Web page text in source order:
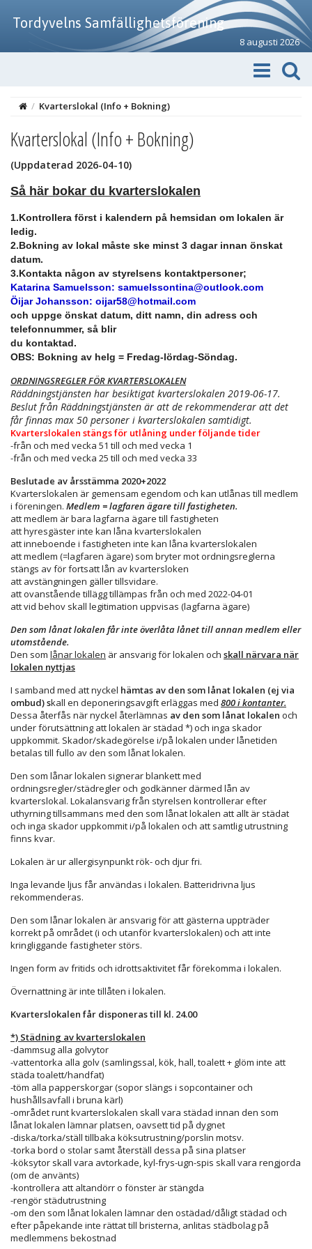
Tordyvelns Samfällighetsförening
8 augusti 2026
/ Kvarterslokal (Info + Bokning)
Kvarterslokal (Info + Bokning)
(Uppdaterad 2026-04-10)
Så här bokar du kvarterslokalen
1.Kontrollera först i kalendern på hemsidan om lokalen är
ledig.
2.Bokning av lokal måste ske minst 3 dagar innan önskat
datum.
3.Kontakta någon av styrelsens kontaktpersoner;
Katarina Samuelsson: samuelssontina@outlook.com
Öijar Johansson: oijar58@hotmail.com
och uppge önskat datum, ditt namn, din adress och
telefonnummer, så blir
du kontaktad.
OBS: Bokning av helg = Fredag-lördag-Söndag.
ORDNINGSREGLER FÖR KVARTERSLOKALEN
Räddningstjänsten har besiktigat kvarterslokalen 2019-06-17.
Beslut från Räddningstjänsten är att de rekommenderar att det
får finnas max 50 personer i kvarterslokalen samtidigt.
Kvarterslokalen stängs för utlåning under följande tider
-från och med vecka 51 till och med vecka 1
-från och med vecka 25 till och med vecka 33
Beslutade av årsstämma 2020+2022
Kvarterslokalen är gemensam egendom och kan utlånas till medlem
i föreningen. Medlem = lagfaren ägare till fastigheten.
att medlem är bara lagfarna ägare till fastigheten
att hyresgäster inte kan låna kvarterslokalen
att inneboende i fastigheten inte kan låna kvarterslokalen
att medlem (=lagfaren ägare) som bryter mot ordningsreglerna
stängs av för fortsatt lån av kvartersloken
att avstängningen gäller tillsvidare.
att ovanstående tillägg tillämpas från och med 2022-04-01
att vid behov skall legitimation uppvisas (lagfarna ägare)
Den som lånat lokalen får inte överlåta lånet till annan medlem eller
utomstående.
Den som lånar lokalen är ansvarig för lokalen och skall närvara när
lokalen nyttjas
I samband med att nyckel hämtas av den som lånat lokalen (ej via
ombud) skall en deponeringsavgift erläggas med 800 i kontanter.
Dessa återfås när nyckel återlämnas av den som lånat lokalen och
under förutsättning att lokalen är städad *) och inga skador
uppkommit. Skador/skadegörelse i/på lokalen under lånetiden
betalas till fullo av den som lånat lokalen.
Den som lånar lokalen signerar blankett med
ordningsregler/städregler och godkänner därmed lån av
kvarterslokal. Lokalansvarig från styrelsen kontrollerar efter
uthyrning tillsammans med den som lånat lokalen att allt är städat
och inga skador uppkommit i/på lokalen och att samtlig utrustning
finns kvar.
Lokalen är ur allergisynpunkt rök- och djur fri.
Inga levande ljus får användas i lokalen. Batteridrivna ljus
rekommenderas.
Den som lånar lokalen är ansvarig för att gästerna uppträder
korrekt på området (i och utanför kvarterslokalen) och att inte
kringliggande fastigheter störs.
Ingen form av fritids och idrottsaktivitet får förekomma i lokalen.
Övernattning är inte tillåten i lokalen.
Kvarterslokalen får disponeras till kl. 24.00
*) Städning av kvarterslokalen
-dammsug alla golvytor
-vattentorka alla golv (samlingssal, kök, hall, toalett + glöm inte att
städa toalett/handfat)
-töm alla papperskorgar (sopor slängs i sopcontainer och
hushållsavfall i bruna kärl)
-området runt kvarterslokalen skall vara städad innan den som
lånat lokalen lämnar platsen, oavsett tid på dygnet
-diska/torka/ställ tillbaka köksutrustning/porslin motsv.
-torka bord o stolar samt återställ dessa på sina platser
-köksytor skall vara avtorkade, kyl-frys-ugn-spis skall vara rengjorda
(om de använts)
-kontrollera att altandörr o fönster är stängda
-rengör städutrustning
-om den som lånat lokalen lämnar den ostädad/dåligt städad och
efter påpekande inte rättat till bristerna, anlitas städbolag på
medlemmens bekostnad